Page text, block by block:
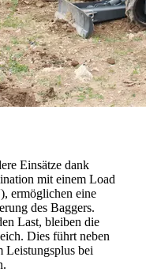
Einsätze dank
mit einem Load
ermöglichen eine
des Baggers.
Last, bleiben die
Dies führt neben
Leistungsplus bei